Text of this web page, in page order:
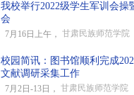
我校举行2022级学生军训会操
会
7月16日上午， 甘肃民族师范学院
校园简讯：图书馆顺利完成
文献调研采集工作
7月2日-13日， 甘肃民族师范学院